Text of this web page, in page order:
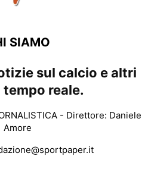
SIAMO
sul calcio e altri
reale.
- Direttore: Daniele
Amore